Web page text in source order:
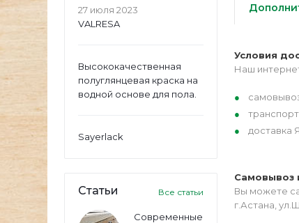
27 июля 2023
VALRESA
Высококачественная
полуглянцевая краска на
водной основе для пола.
Sayerlack
Статьи Все статьи
Современные
Условия
Наш
доставка
Самовывоз
Вы можете
г.Астана,